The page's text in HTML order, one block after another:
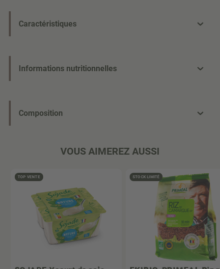
Caractéristiques
Informations nutritionnelles
Composition
VOUS AIMEREZ AUSSI
TOP VENTE STOCK LIMITÉ